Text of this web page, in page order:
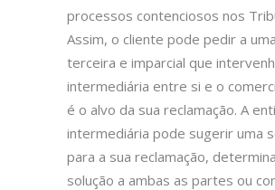
processos contenciosos nos
Assim, o cliente pode pedir a
terceira e imparcial que
intermediária entre si e o
é o alvo da sua reclamação. A
intermediária pode sugerir uma
para a sua reclamação,
solução a ambas as partes ou